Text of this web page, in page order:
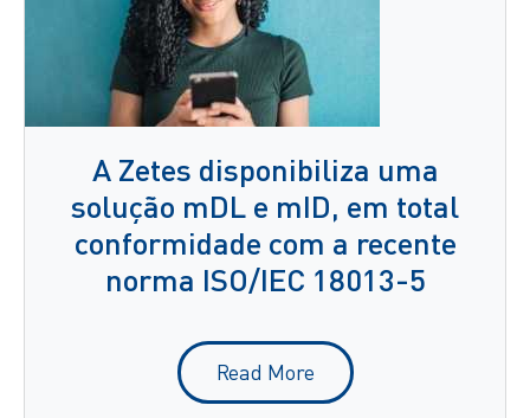
A Zetes disponibiliza uma
solução mDL e mID, em total
conformidade com a recente
norma ISO/IEC 18013-5
Read More